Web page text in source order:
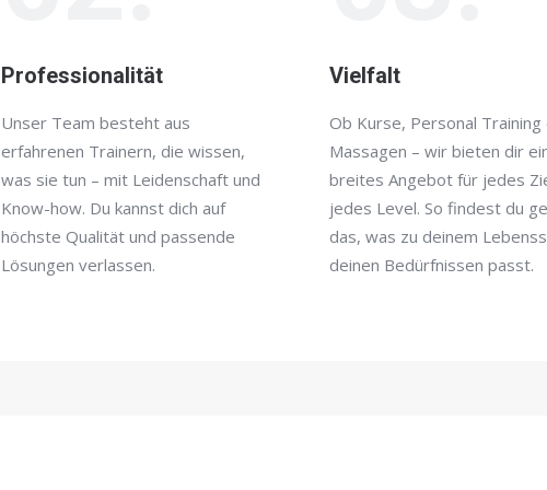
Professionalität
Unser Team besteht aus
erfahrenen Trainern, die wissen,
was sie tun – mit Leidenschaft und
Know-how. Du kannst dich auf
höchste Qualität und passende
Lösungen verlassen.
Vielfalt
Ob Kurse, Personal
Massagen – wir bieten dir
breites Angebot für jedes
jedes Level. So findest du
das, was zu deinem
deinen Bedürfnissen passt.